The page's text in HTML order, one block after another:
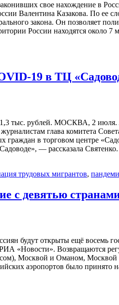
свое нахождение в
Валентина Казакова. По ее
закона. Он позволяет
России находятся около
19 в ТЦ
тыс. рублей. МОСКВА, 2
глава комитета
в торговом центре
— рассказала
трудовых мигрантов,
с девятью
будут открыты ещё
РИА «Новости».
Москвой и Оманом,
аэропортов было